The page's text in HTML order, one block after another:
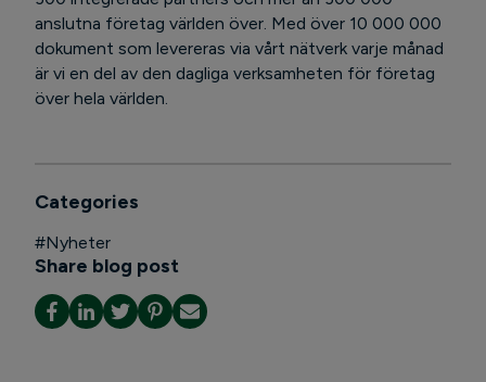
anslutna företag världen över. Med över 10 000 000
dokument som levereras via vårt nätverk varje månad
är vi en del av den dagliga verksamheten för företag
över hela världen.
Categories
#Nyheter
Share blog post